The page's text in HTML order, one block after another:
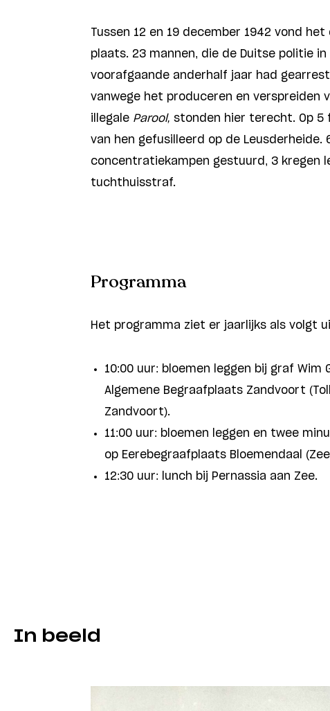
Tussen 12 en 19 december 1942 vond
plaats. 23 mannen, die de Duitse politie
voorafgaande anderhalf jaar had
vanwege het produceren en verspreiden
illegale Parool, stonden hier terecht. Op 5
van hen gefusilleerd op de Leusderheide.
concentratiekampen gestuurd, 3 kregen
tuchthuisstraf.
Programma
Het programma ziet er jaarlijks als volgt
10:00 uur: bloemen leggen bij graf Wim
Algemene Begraafplaats Zandvoort
Zandvoort).
11:00 uur: bloemen leggen en twee
op Eerebegraafplaats Bloemendaal
12:30 uur: lunch bij Pernassia aan Zee.
In beeld